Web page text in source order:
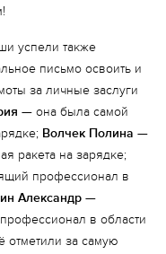
успели также
письмо освоить и
за личные заслуги
— она была самой
Волчек Полина —
ракета на зарядке;
профессионал в
Александр —
в области
отметили за самую